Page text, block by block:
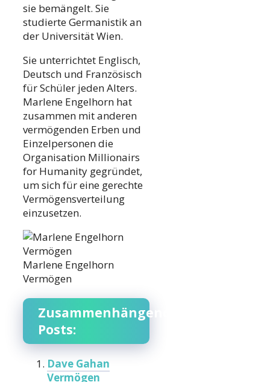
sie bemängelt. Sie
studierte Germanistik an
der Universität Wien.
Sie unterrichtet Englisch,
Deutsch und Französisch
für Schüler jeden Alters.
Marlene Engelhorn hat
zusammen mit anderen
vermögenden Erben und
Einzelpersonen die
Organisation Millionairs
for Humanity gegründet,
um sich für eine gerechte
Vermögensverteilung
einzusetzen.
Marlene Engelhorn
Vermögen
Zusammenhängende
Posts:
Dave Gahan
Vermögen